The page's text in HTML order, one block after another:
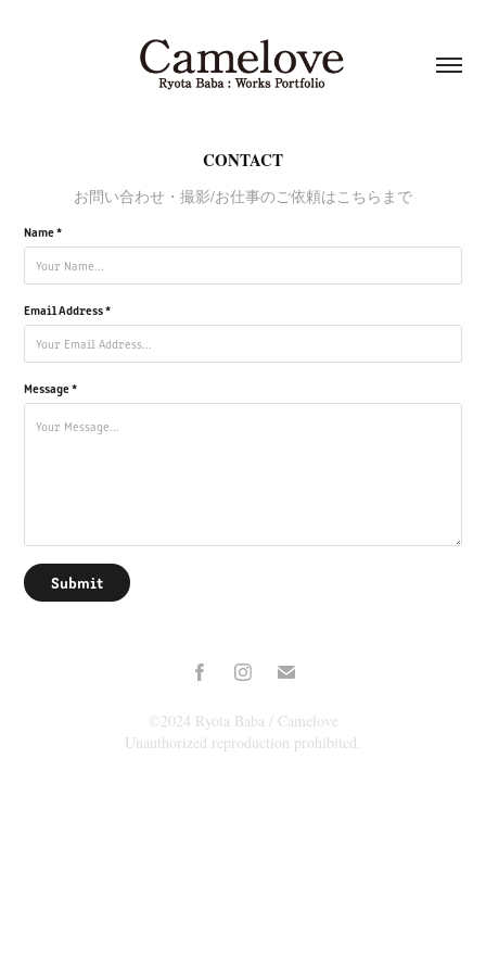
CONTACT
お問い合わせ・撮影/お仕事のご依頼はこちらまで
Name *
Email Address *
Message *
Submit
©2024 Ryota Baba / Camelove
Unauthorized reproduction prohibited.